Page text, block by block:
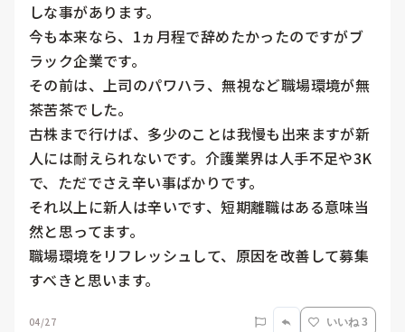
しな事があります。
今も本来なら、1ヵ月程で辞めたかったのですがブ
ラック企業です。
その前は、上司のパワハラ、無視など職場環境が無
茶苦茶でした。
古株まで行けば、多少のことは我慢も出来ますが新
人には耐えられないです。介護業界は人手不足や3K
で、ただでさえ辛い事ばかりです。
それ以上に新人は辛いです、短期離職はある意味当
然と思ってます。
職場環境をリフレッシュして、原因を改善して募集
すべきと思います。
04/27 いいね 3